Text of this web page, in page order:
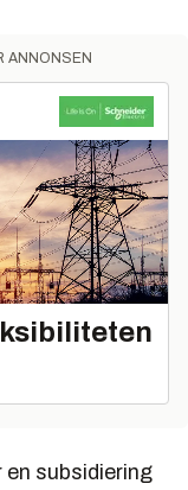
ANNONSEN
subsidiering